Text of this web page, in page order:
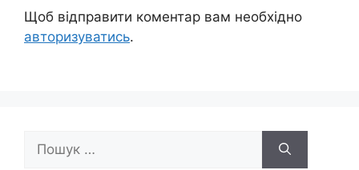
Щоб відправити коментар вам необхідно
авторизуватись.
Пошук: